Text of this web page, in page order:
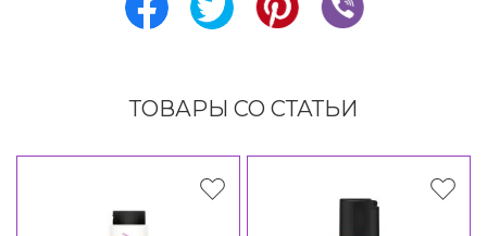
ТОВАРЫ СО СТАТЬИ